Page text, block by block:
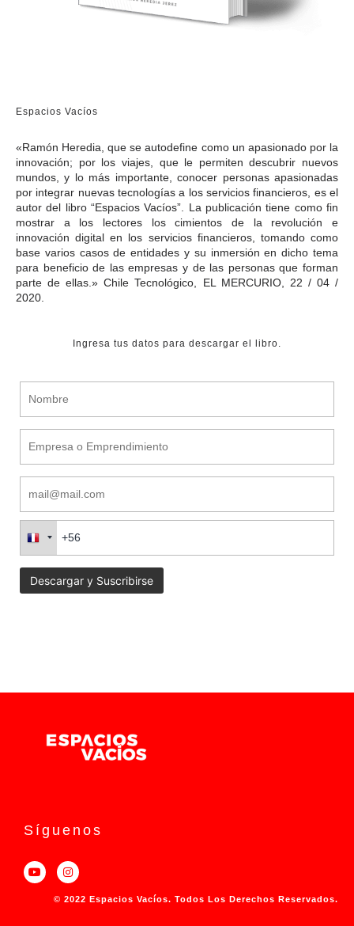
Espacios Vacíos
«Ramón Heredia, que se autodefine como un apasionado por la
innovación; por los viajes, que le permiten descubrir nuevos
mundos, y lo más importante, conocer personas apasionadas
por integrar nuevas tecnologías a los servicios financieros, es el
autor del libro “Espacios Vacíos”. La publicación tiene como fin
mostrar a los lectores los cimientos de la revolución e
innovación digital en los servicios financieros, tomando como
base varios casos de entidades y su inmersión en dicho tema
para beneficio de las empresas y de las personas que forman
parte de ellas.» Chile Tecnológico, EL MERCURIO, 22 / 04 /
2020.
Ingresa tus datos para descargar el libro.
Síguenos
© 2022 Espacios Vacíos. Todos Los Derechos Reservados.